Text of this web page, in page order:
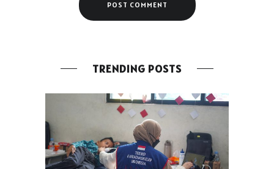
TRENDING POSTS